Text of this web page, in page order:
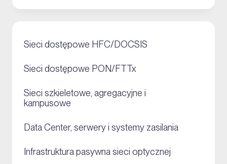
Sieci dostępowe HFC/DOCSIS
Sieci dostępowe PON/FTTx
Sieci szkieletowe, agregacyjne i
kampusowe
Data Center, serwery i systemy zasilania
Infrastruktura pasywna sieci optycznej